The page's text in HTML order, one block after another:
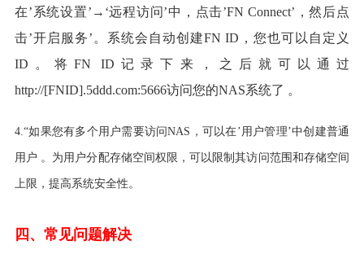
在’系统设置’→‘远程访问’中，点击’FN Connect’，然后点
击’开启服务’。系统会自动创建FN ID，您也可以自定义
ID。将FN ID记录下来，之后就可以通过
http://[FNID].5ddd.com:5666访问您的NAS系统了 。
4.“如果您有多个用户需要访问NAS，可以在’用户管理’中创建普通
用户 。为用户分配存储空间权限，可以限制其访问范围和存储空间
上限，提高系统安全性。
四、常见问题解决